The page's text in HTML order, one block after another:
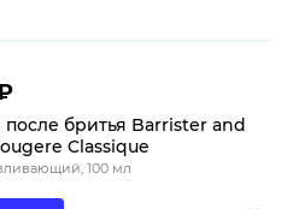
бритья Barrister and
Classique
100 мл